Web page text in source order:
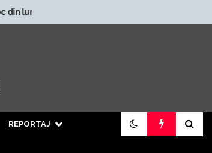
țară
REPORTAJ